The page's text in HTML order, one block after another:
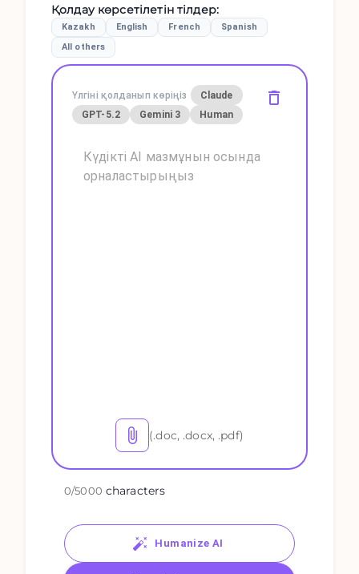
Қолдау көрсетілетін тілдер:
Kazakh English French
Spanish
All others
Үлгіні қолданып көріңіз
Claude
GPT-5.2
Gemini 3 Human
(.doc, .docx, .pdf)
0/5000 characters
Humanize AI